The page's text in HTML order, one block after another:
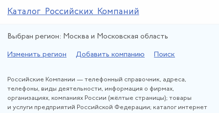
Каталог Российских Компаний
Выбран регион: Москва и Московская область
Изменить регион Добавить компанию Поиск
Российские Компании — телефонный справочник, адреса,
телефоны, виды деятельности, информация о фирмах,
организациях, компаниях России (жёлтые страницы); товары
и услуги предприятий Российской Федерации; каталог интернет